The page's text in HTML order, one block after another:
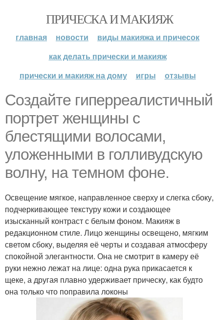
ПРИЧЕСКА И МАКИЯЖ
главная новости
виды макияжа и причесок
как делать прически и макияж
прически и макияж на дому
игры отзывы
Создайте гиперреалистичный
портрет женщины с
блестящими волосами,
уложенными в голливудскую
волну, на темном фоне.
Освещение мягкое, направленное сверху и слегка сбоку,
подчеркивающее текстуру кожи и создающее
изысканный контраст с белым фоном. Макияж в
редакционном стиле. Лицо женщины освещено, мягким
светом сбоку, выделяя её черты и создавая атмосферу
спокойной элегантности. Она не смотрит в камеру её
руки нежно лежат на лице: одна рука прикасается к
щеке, а другая плавно удерживает прическу, как будто
она только что поправила локоны